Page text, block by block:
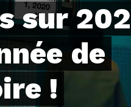
sur
de
!